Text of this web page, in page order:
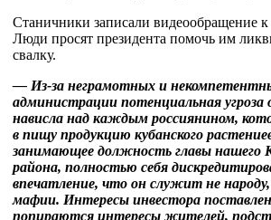
Станичники записали видеообращение к
Люди просят президента помочь им
свалку.
— Из-за неграмотных и
администрации потенциальная угроза
нависла над каждым россиянином,
в пищу продукцию кубанского
занимающее должность главы нашего
района, полностью себя
впечатление, что он служит не
мафии. Интересы инвестора
попираются интересы жителей,